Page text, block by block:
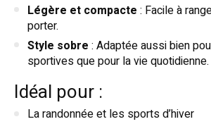
Légère et compacte : Facile à
porter.
Style sobre : Adaptée aussi bien
sportives que pour la vie quotidienne.
Idéal pour :
La randonnée et les sports d’hiver